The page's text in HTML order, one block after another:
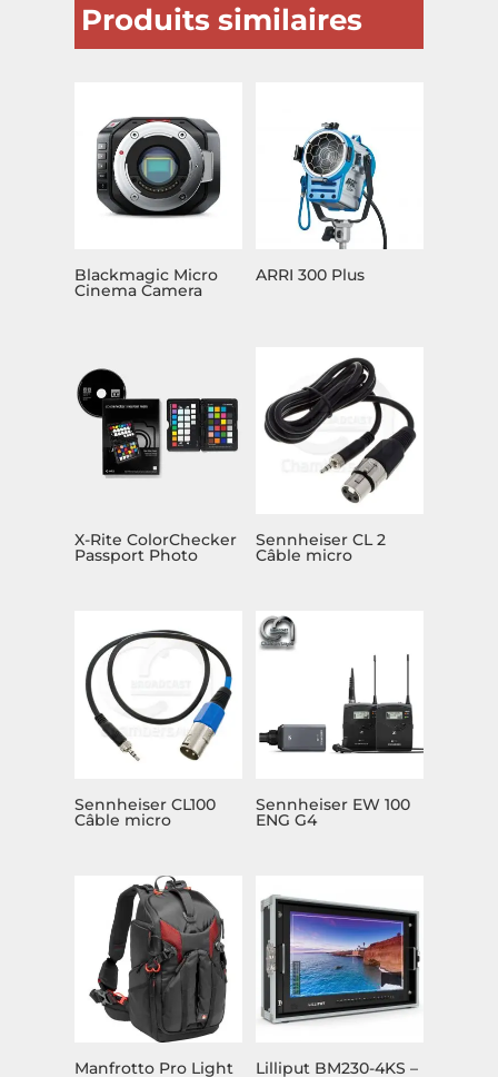
Produits similaires
Blackmagic Micro
Cinema Camera
ARRI 300 Plus
X-Rite ColorChecker
Passport Photo
Sennheiser CL 2
Câble micro
Sennheiser CL100
Câble micro
Sennheiser EW 100
ENG G4
Manfrotto Pro Light Lilliput BM230-4KS –